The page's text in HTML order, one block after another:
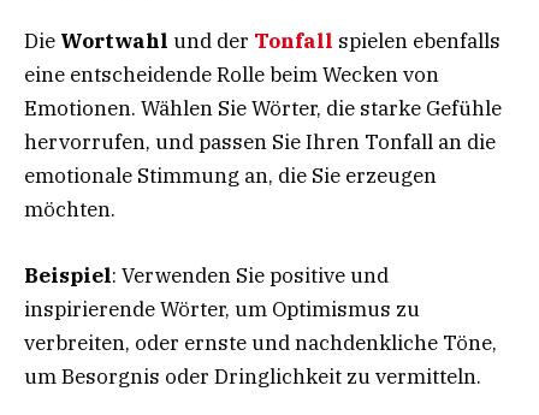
Die Wortwahl und der Tonfall spielen ebenfalls
eine entscheidende Rolle beim Wecken von
Emotionen. Wählen Sie Wörter, die starke Gefühle
hervorrufen, und passen Sie Ihren Tonfall an die
emotionale Stimmung an, die Sie erzeugen
möchten.
Beispiel: Verwenden Sie positive und
inspirierende Wörter, um Optimismus zu
verbreiten, oder ernste und nachdenkliche Töne,
um Besorgnis oder Dringlichkeit zu vermitteln.